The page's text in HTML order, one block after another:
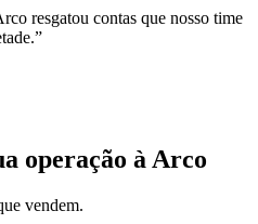
resgatou contas que nosso time
”
operação à Arco
vendem.